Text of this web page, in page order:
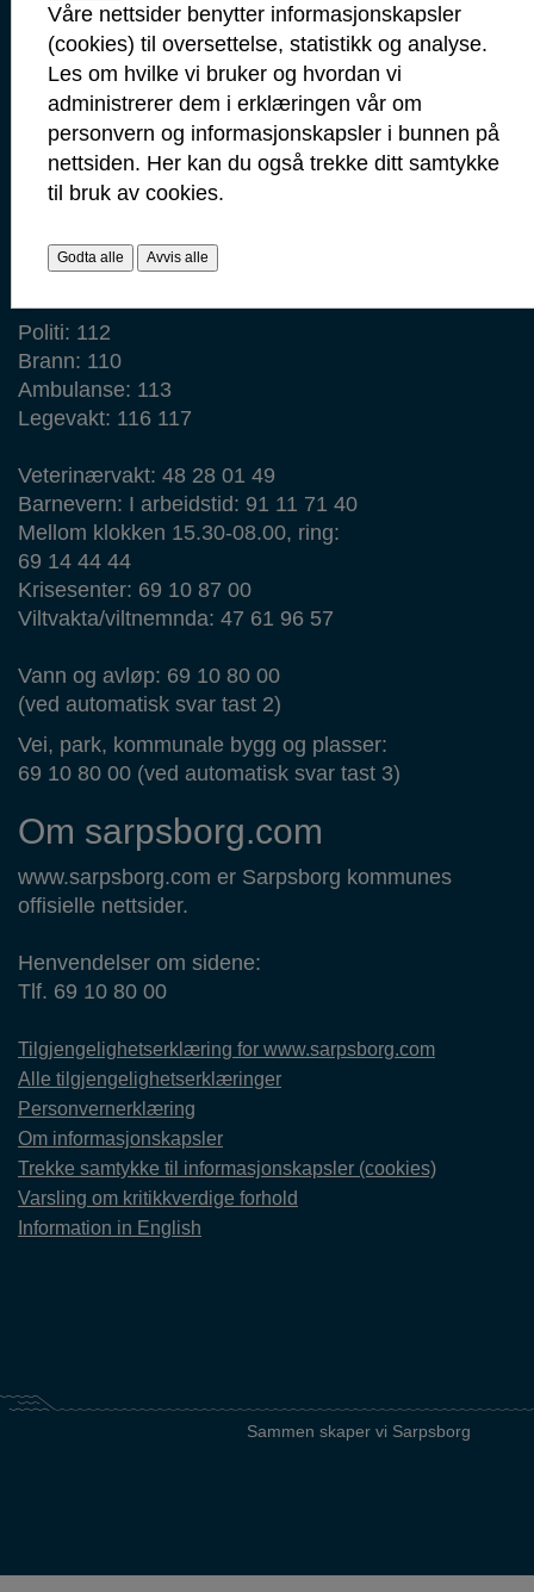
Post: Postboks 237, 1702 Sarpsborg
Besøk: Glengsgata 38, 1706 Sarpsborg
Faktura: Postboks 505, 1703 Sarpsborg
Org.nr: 938 801 363
Kommunenummer: 3105
Min side
Politi: 112
Brann: 110
Ambulanse: 113
Legevakt: 116 117
Veterinærvakt: 48 28 01 49
Barnevern: I arbeidstid: 91 11 71 40
Mellom klokken 15.30-08.00, ring:
69 14 44 44
Krisesenter: 69 10 87 00
Viltvakta/viltnemnda: 47 61 96 57
Vann og avløp: 69 10 80 00
(ved automatisk svar tast 2)
Vei, park, kommunale bygg og plasser:
69 10 80 00 (ved automatisk svar tast 3)
Om sarpsborg.com
www.sarpsborg.com er Sarpsborg kommunes
offisielle nettsider.
Henvendelser om sidene:
Tlf. 69 10 80 00
Tilgjengelighetserklæring for www.sarpsborg.com
Alle tilgjengelighetserklæringer
Personvernerklæring
Om informasjonskapsler
Trekke samtykke til informasjonskapsler (cookies)
Varsling om kritikkverdige forhold
Information in English
Sammen skaper vi Sarpsborg
Våre nettsider benytter informasjonskapsler
(cookies) til oversettelse, statistikk og analyse.
Les om hvilke vi bruker og hvordan vi
administrerer dem i erklæringen vår om
personvern og informasjonskapsler i bunnen på
nettsiden. Her kan du også trekke ditt samtykke
til bruk av cookies.
Godta alle Avvis alle